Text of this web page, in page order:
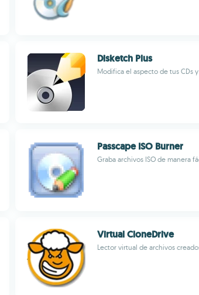
Disketch Plus
Modifica el aspecto de tus CDs
Passcape ISO Burner
Graba archivos ISO de manera
Virtual CloneDrive
Lector virtual de archivos